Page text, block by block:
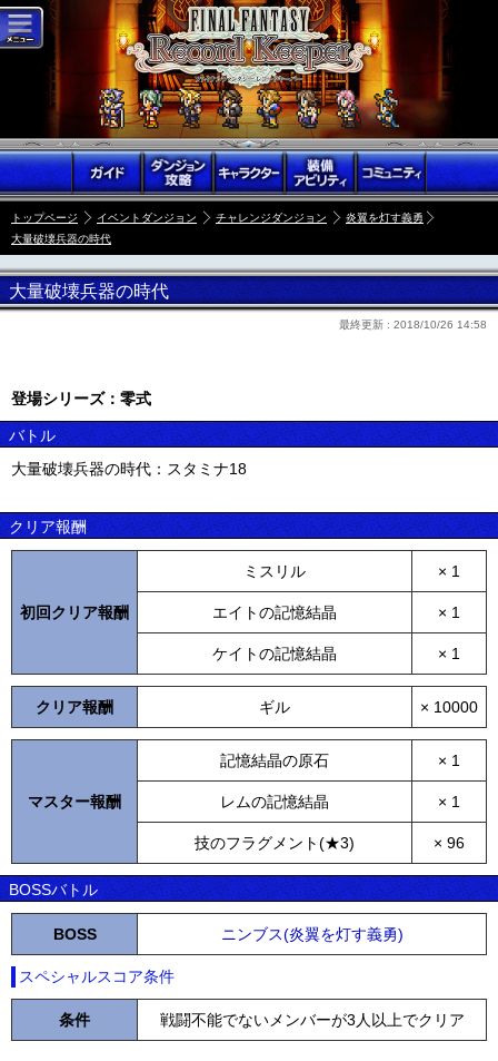
トップページ イベントダンジョン チャレンジダンジョン
炎翼を灯す義勇
大量破壊兵器の時代
大量破壊兵器の時代
最終更新 : 2018/10/26 14:58
登場シリーズ：零式
バトル
大量破壊兵器の時代：スタミナ18
クリア報酬
初回クリア報酬
ミスリル × 1
エイトの記憶結晶 × 1
ケイトの記憶結晶 × 1
クリア報酬 ギル × 10000
マスター報酬
記憶結晶の原石 × 1
レムの記憶結晶 × 1
技のフラグメント(★3) × 96
BOSSバトル
BOSS ニンブス(炎翼を灯す義勇)
スペシャルスコア条件
条件 戦闘不能でないメンバーが3人以上でクリア